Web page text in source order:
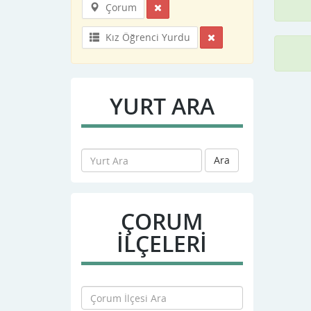
Çorum
Kız Öğrenci Yurdu
YURT ARA
Ara
ÇORUM
İLÇELERİ